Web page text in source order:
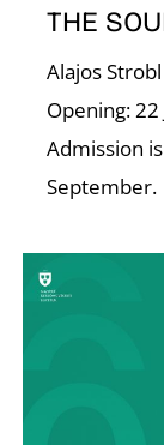
THE
Alajos
Opening:
Admission
September.